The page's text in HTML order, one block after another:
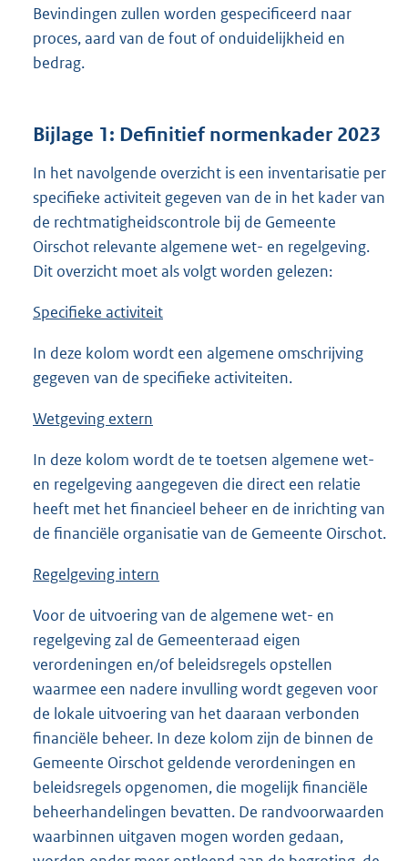
Bevindingen zullen worden gespecificeerd naar
proces, aard van de fout of onduidelijkheid en
bedrag.
Bijlage 1: Definitief normenkader 2023
In het navolgende overzicht is een inventarisatie per
specifieke activiteit gegeven van de in het kader van
de rechtmatigheidscontrole bij de Gemeente
Oirschot relevante algemene wet- en regelgeving.
Dit overzicht moet als volgt worden gelezen:
Specifieke activiteit
In deze kolom wordt een algemene omschrijving
gegeven van de specifieke activiteiten.
Wetgeving extern
In deze kolom wordt de te toetsen algemene wet-
en regelgeving aangegeven die direct een relatie
heeft met het financieel beheer en de inrichting van
de financiële organisatie van de Gemeente Oirschot.
Regelgeving intern
Voor de uitvoering van de algemene wet- en
regelgeving zal de Gemeenteraad eigen
verordeningen en/of beleidsregels opstellen
waarmee een nadere invulling wordt gegeven voor
de lokale uitvoering van het daaraan verbonden
financiële beheer. In deze kolom zijn de binnen de
Gemeente Oirschot geldende verordeningen en
beleidsregels opgenomen, die mogelijk financiële
beheerhandelingen bevatten. De randvoorwaarden
waarbinnen uitgaven mogen worden gedaan,